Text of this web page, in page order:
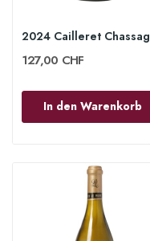
127,00 CHF
In den Warenkorb